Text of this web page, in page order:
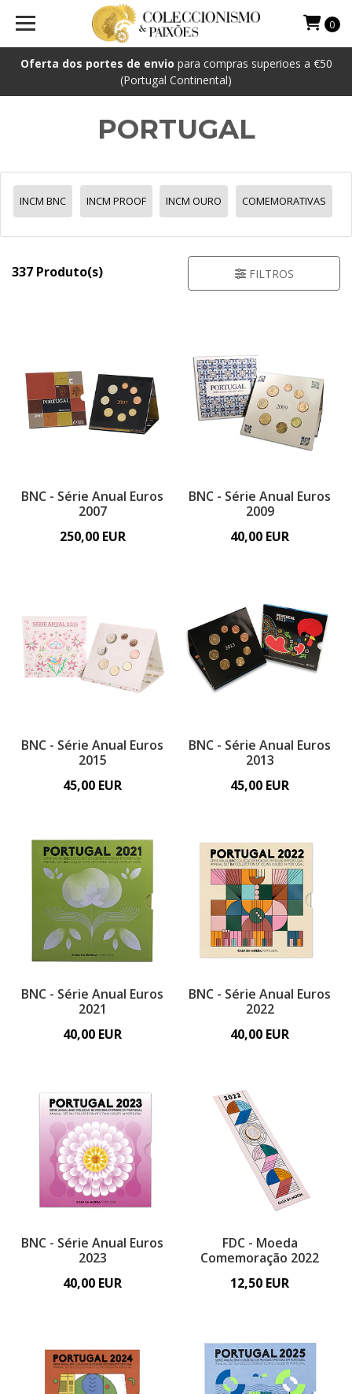
Oferta dos portes de envio para compras superioes a €50
(Portugal Continental)
0
PORTUGAL
INCM BNC INCM PROOF INCM OURO COMEMORATIVAS
337 Produto(s) FILTROS
BNC - Série Anual Euros
2007
250,00 EUR
BNC - Série Anual Euros
2009
40,00 EUR
BNC - Série Anual Euros
2015
45,00 EUR
BNC - Série Anual Euros
2013
45,00 EUR
BNC - Série Anual Euros
2021
40,00 EUR
BNC - Série Anual Euros
2022
40,00 EUR
BNC - Série Anual Euros
2023
40,00 EUR
FDC - Moeda
Comemoração 2022
12,50 EUR